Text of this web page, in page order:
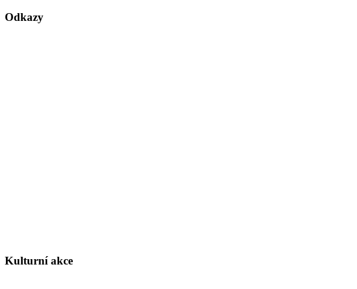
Odkazy
Kulturní akce